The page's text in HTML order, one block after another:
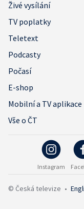
Živé vysílání
TV poplatky
Teletext
Podcasty
Počasí
E-shop
Mobilní a TV aplikace
Vše o ČT
Instagram
© Česká televize •